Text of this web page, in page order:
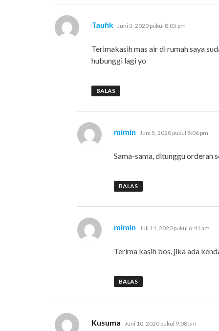
Taufik berkata:
Juni 5, 2020 pukul 8:05 pm
Terimakasih mas air di rumah saya
hubunggi lagi yo
BALAS
mimin berkata:
Juni 5, 2020 pukul 8:06 pm
Sama-sama, ditunggu orderan
BALAS
mimin berkata:
Juli 11, 2020 pukul 6:41 am
Terima kasih bos, jika ada
BALAS
Kusuma berkata:
Juni 10, 2020 pukul 9:08 pm